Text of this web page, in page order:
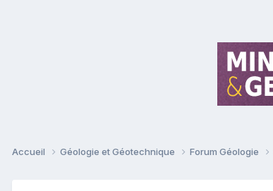
Accueil Géologie et Géotechnique Forum Géologie